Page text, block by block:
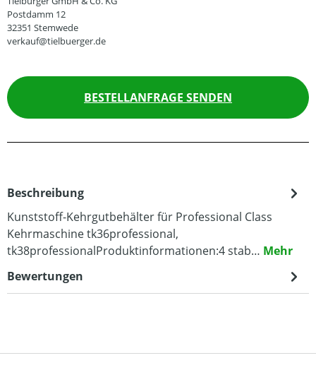
Postdamm 12
32351 Stemwede
verkauf@tielbuerger.de
BESTELLANFRAGE SENDEN
Beschreibung
Kunststoff-Kehrgutbehälter für Professional Class
Kehrmaschine tk36professional,
tk38professionalProduktinformationen:4 stab… Mehr
Bewertungen